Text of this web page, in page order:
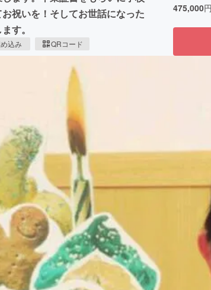
祝いを！そしてお世話になった
す。
込み QRコード
475,000